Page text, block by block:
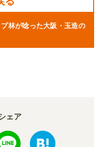
林が唸った大阪・玉造の
ェア